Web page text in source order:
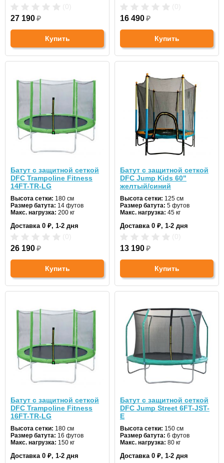
27 190₽
Купить
16 490₽
Купить
Батут с защитной сеткой
DFC Trampoline Fitness
14FT-TR-LG
Высота сетки: 180 см
Размер батута: 14 футов
Макс. нагрузка: 200 кг
Цвет:зеленый
Доставка 0 ₽, 1-2 дня
26 190₽
Купить
Батут с защитной сеткой
DFC Jump Kids 60"
желтый/синий
Высота сетки: 125 см
Размер батута: 5 футов
Макс. нагрузка: 45 кг
Цвет:синий
Доставка 0 ₽, 1-2 дня
13 190₽
Купить
Батут с защитной сеткой
DFC Trampoline Fitness
16FT-TR-LG
Высота сетки: 180 см
Размер батута: 16 футов
Макс. нагрузка: 150 кг
Цвет:зеленый
Доставка 0 ₽, 1-2 дня
Батут с защитной сеткой
DFC Jump Street 6FT-JST-
E
Высота сетки: 150 см
Размер батута: 6 футов
Макс. нагрузка: 80 кг
Цвет:зеленый
Доставка 0 ₽, 1-2 дня